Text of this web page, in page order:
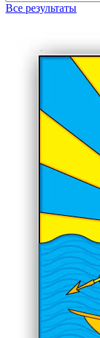
Все результаты